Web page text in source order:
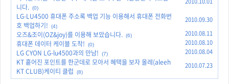
니다. (0)
LG-LU4500 휴대폰 주소록 백업 기능 이용해서 휴대폰 전화번
호 백업하기!
(4)
2010.09.30
오즈&조이(OZ&joy)를 이용해 보았습니다. (6) 2010.08.11
휴대폰 데이터 케이블 도착! (0) 2010.08.10
LG CYON LG-lu4500과의 만남! (7) 2010.08.04
KT 흩어진 포인트를 한군데로 모아서 혜택을 보자 올레(aleeh
KT CLUB)케이티 클럽
(8)
2010.07.23